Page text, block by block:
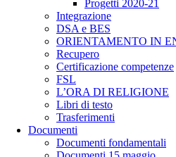
Progetti 2020-21
Integrazione
DSA e BES
ORIENTAMENTO IN
Recupero
Certificazione competenze
FSL
L’ORA DI RELIGIONE
Libri di testo
Trasferimenti
Documenti
Documenti fondamentali